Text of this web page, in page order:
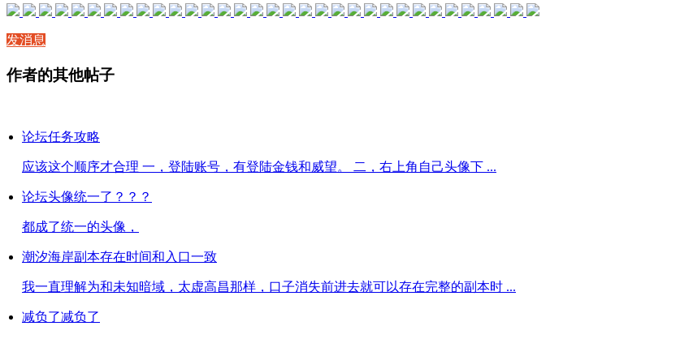
发消息
作者的其他帖子
论坛任务攻略
应该这个顺序才合理 一，登陆账号，有登陆金钱和威望。 二，右上角自己头像下 ...
论坛头像统一了？？？
都成了统一的头像，
潮汐海岸副本存在时间和入口一致
我一直理解为和未知暗域，太虚高昌那样，口子消失前进去就可以存在完整的副本时 ...
减负了减负了